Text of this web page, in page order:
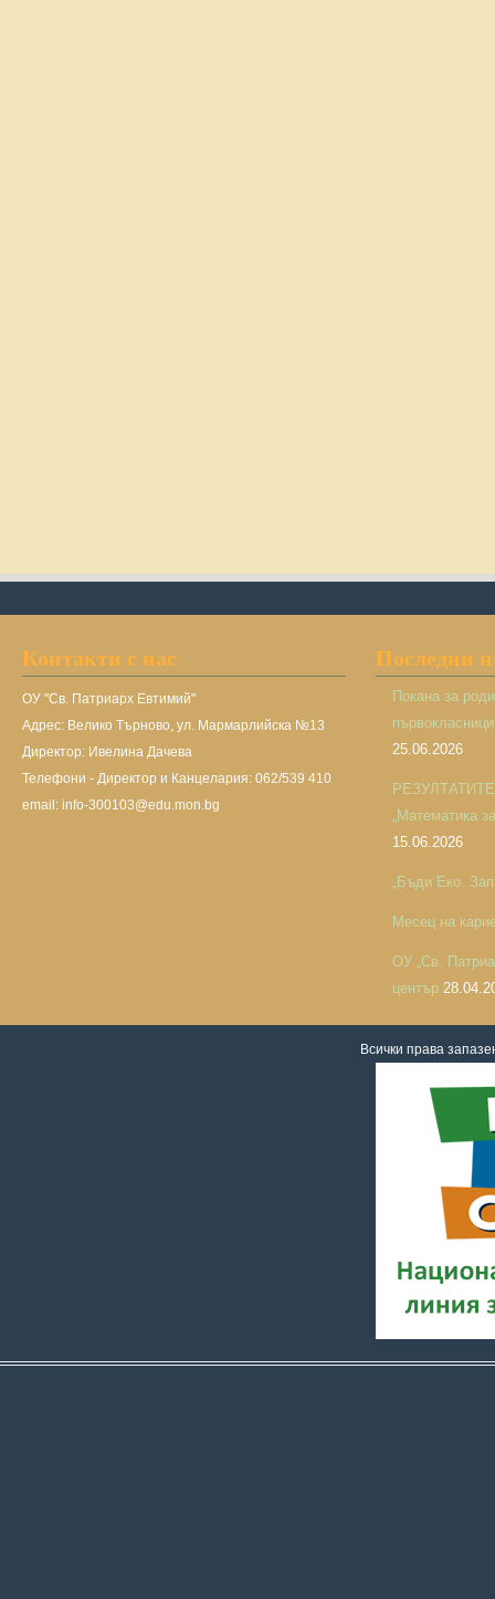
Контакти с нас
ОУ "Св. Патриарх Евтимий"
Адрес: Велико Търново, ул. Мармарлийска №13
Директор: Ивелина Дачева
Телефони - Директор и Канцелария: 062/539 410
email: info-300103@edu.mon.bg
Последни
Покана за
25.06.2026
РЕЗУЛТАТИТЕ
„Математика
15.06.2026
„Бъди Еко.
Месец на
ОУ „Св.
център
Всички права